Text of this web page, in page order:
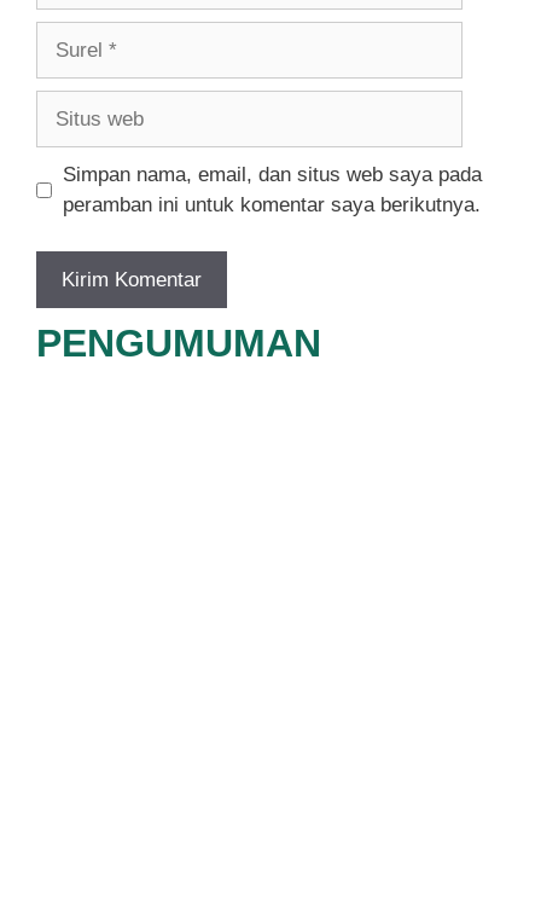
Simpan nama, email, dan situs web saya pada
peramban ini untuk komentar saya berikutnya.
PENGUMUMAN